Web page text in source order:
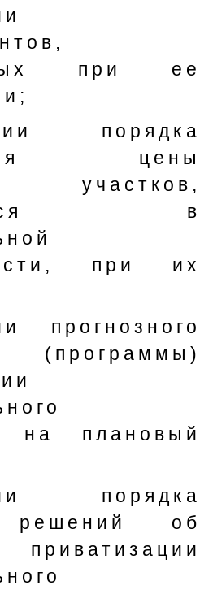
при ее
порядка
цены
участков,
в
при их
прогнозного
на плановый
порядка
решений об